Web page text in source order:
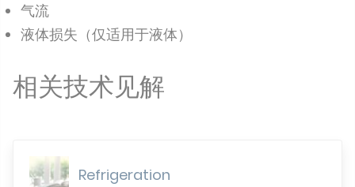
气流
液体损失（仅适用于液体）
相关技术见解
Refrigeration